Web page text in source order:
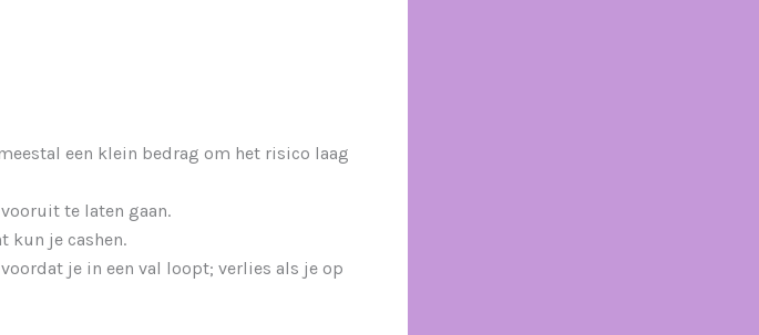
een klein bedrag om het risico laag
te laten gaan.
kun je cashen.
je in een val loopt; verlies als je op